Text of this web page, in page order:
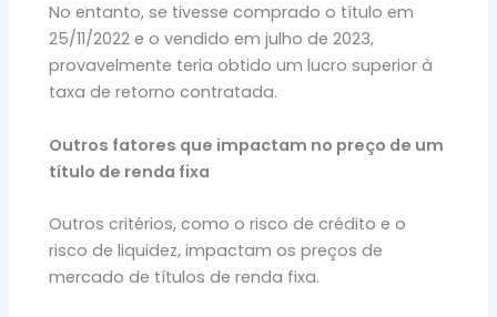
No entanto, se tivesse comprado o título em
25/11/2022 e o vendido em julho de 2023,
provavelmente teria obtido um lucro superior à
taxa de retorno contratada.
Outros fatores que impactam no preço de um
título de renda fixa
Outros critérios, como o risco de crédito e o
risco de liquidez, impactam os preços de
mercado de títulos de renda fixa.